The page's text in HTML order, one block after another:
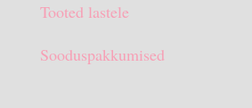
Tooted lastele
Sooduspakkumised